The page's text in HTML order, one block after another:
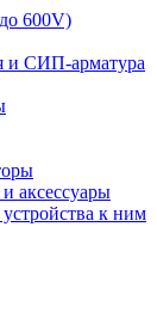
600V)
и СИП-арматура
аксессуары
к ним